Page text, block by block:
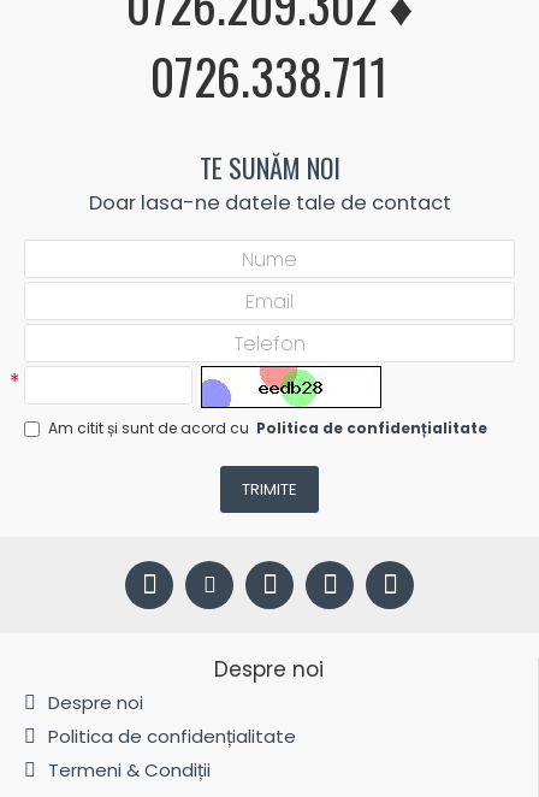
0726.338.711
TE SUNĂM NOI
Doar lasa-ne datele tale de contact
Am citit și sunt de acord cu Politica de confidențialitate
TRIMITE
Despre noi
Despre noi
Politica de confidențialitate
Termeni & Condiții